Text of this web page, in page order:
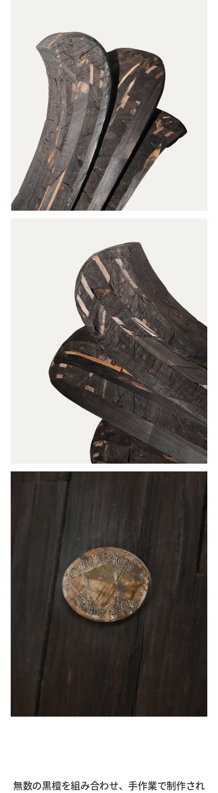
無数の黒檀を組み合わせ、手作業で制作され